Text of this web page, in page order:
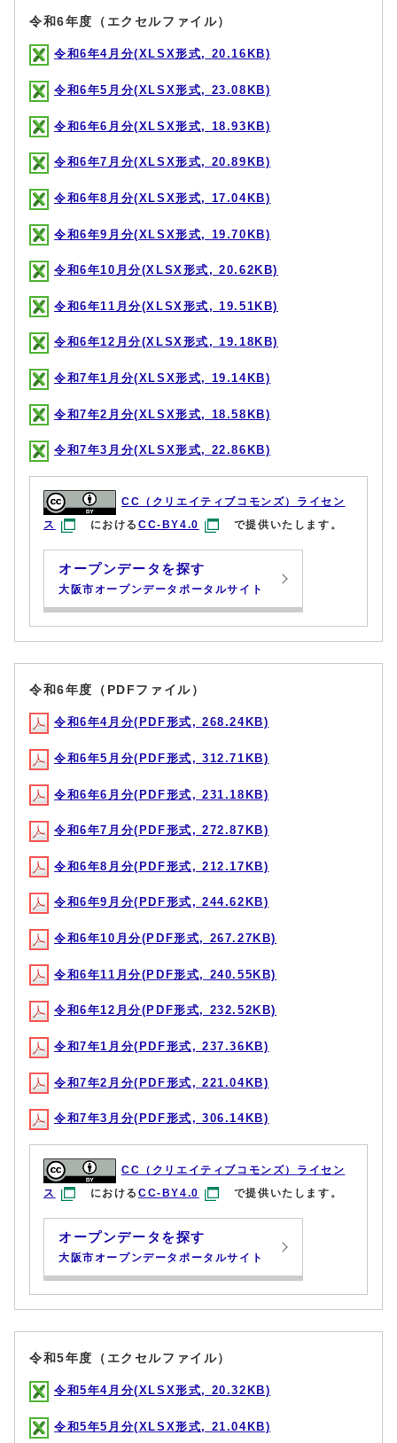
令和6年度（エクセルファイル）
令和6年4月分(XLSX形式, 20.16KB)
令和6年5月分(XLSX形式, 23.08KB)
令和6年6月分(XLSX形式, 18.93KB)
令和6年7月分(XLSX形式, 20.89KB)
令和6年8月分(XLSX形式, 17.04KB)
令和6年9月分(XLSX形式, 19.70KB)
令和6年10月分(XLSX形式, 20.62KB)
令和6年11月分(XLSX形式, 19.51KB)
令和6年12月分(XLSX形式, 19.18KB)
令和7年1月分(XLSX形式, 19.14KB)
令和7年2月分(XLSX形式, 18.58KB)
令和7年3月分(XLSX形式, 22.86KB)
CC（クリエイティブコモンズ）ライセン
ス
におけるCC-BY4.0 で提供いたします。
オープンデータを探す
大阪市オープンデータポータルサイト
令和6年度（PDFファイル）
令和6年4月分(PDF形式, 268.24KB)
令和6年5月分(PDF形式, 312.71KB)
令和6年6月分(PDF形式, 231.18KB)
令和6年7月分(PDF形式, 272.87KB)
令和6年8月分(PDF形式, 212.17KB)
令和6年9月分(PDF形式, 244.62KB)
令和6年10月分(PDF形式, 267.27KB)
令和6年11月分(PDF形式, 240.55KB)
令和6年12月分(PDF形式, 232.52KB)
令和7年1月分(PDF形式, 237.36KB)
令和7年2月分(PDF形式, 221.04KB)
令和7年3月分(PDF形式, 306.14KB)
CC（クリエイティブコモンズ）ライセン
ス
におけるCC-BY4.0 で提供いたします。
オープンデータを探す
大阪市オープンデータポータルサイト
令和5年度（エクセルファイル）
令和5年4月分(XLSX形式, 20.32KB)
令和5年5月分(XLSX形式, 21.04KB)